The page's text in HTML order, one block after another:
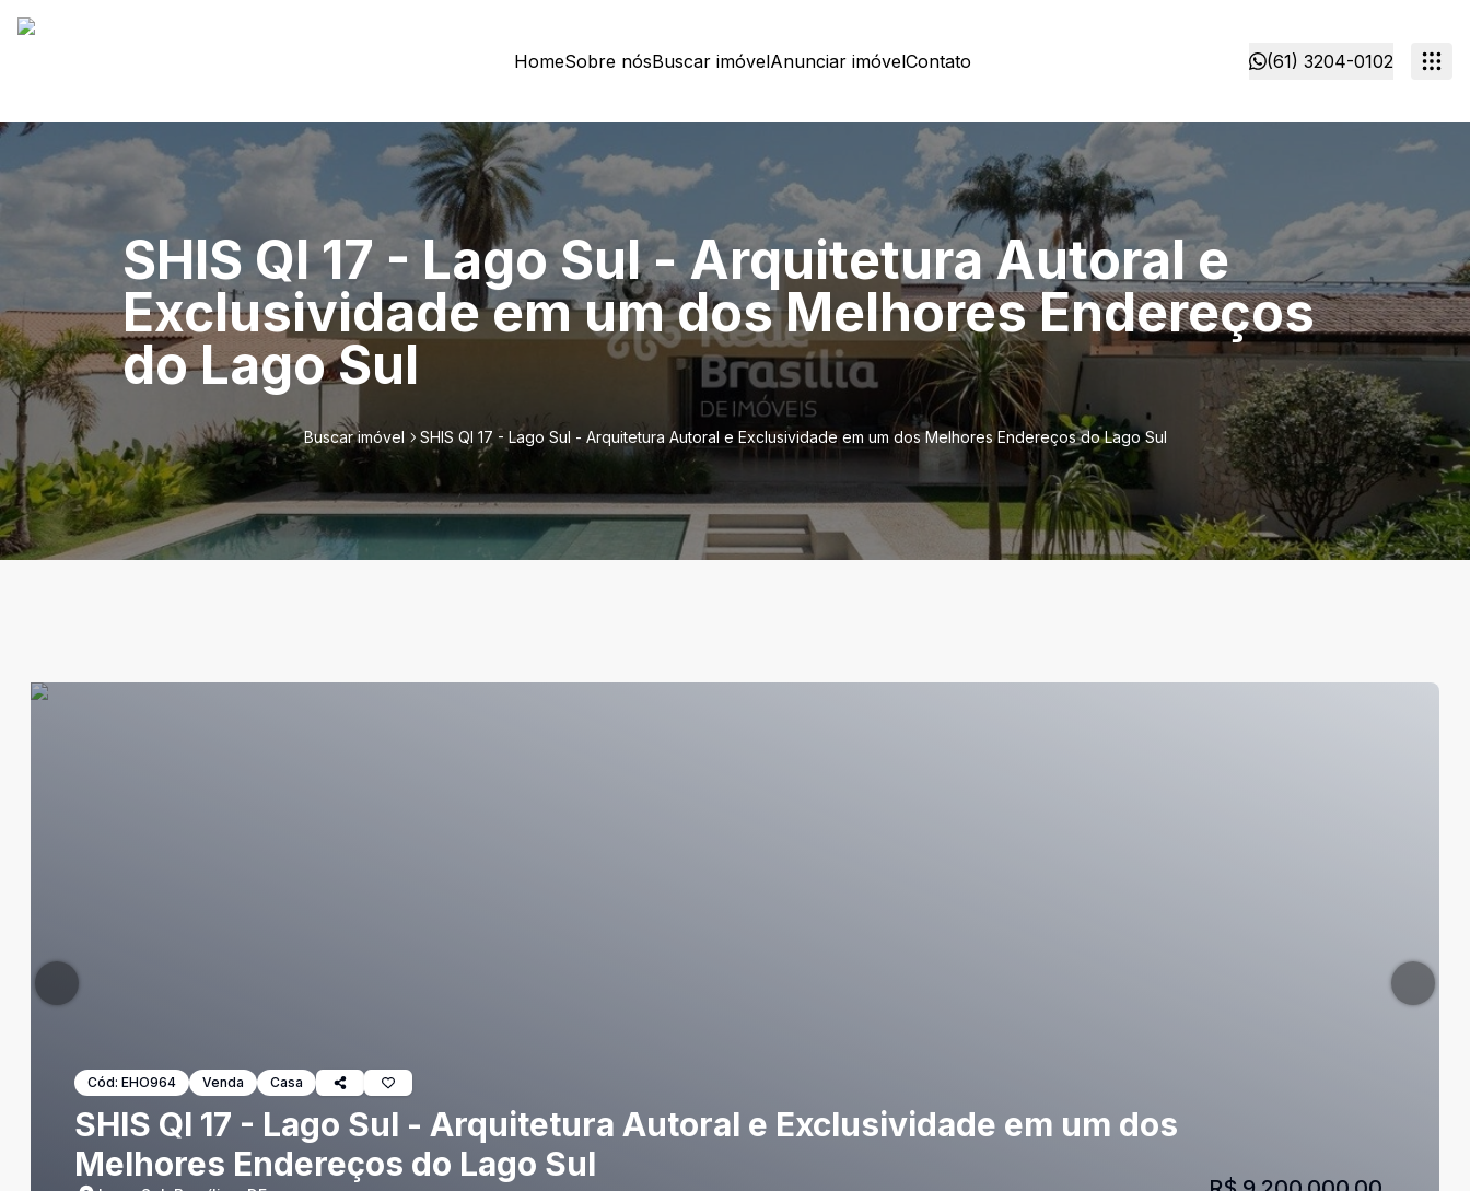
HomeSobre nósBuscar imóvelAnunciar imóvelContato (61) 3204-0102
SHIS QI 17 - Lago Sul - Arquitetura Autoral e
Exclusividade em um dos Melhores Endereços
do Lago Sul
Buscar imóvel SHIS QI 17 - Lago Sul - Arquitetura Autoral e Exclusividade em um dos Melhores Endereços do Lago Sul
Cód: EHO964 Venda Casa
SHIS QI 17 - Lago Sul - Arquitetura Autoral e Exclusividade em um dos
Melhores Endereços do Lago Sul